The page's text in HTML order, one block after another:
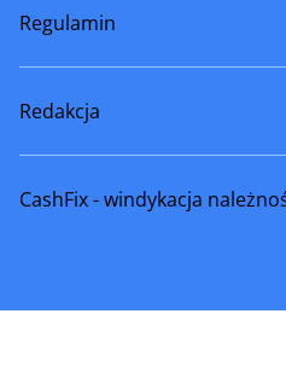
Regulamin
Redakcja
CashFix - windykacja